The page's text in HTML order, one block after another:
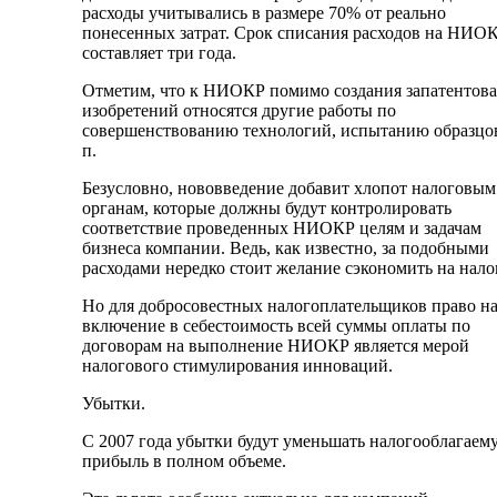
расходы учитывались в размере 70% от реально
понесенных затрат. Срок списания расходов на
составляет три года.
Отметим, что к НИОКР помимо создания
изобретений относятся другие работы по
совершенствованию технологий, испытанию
п.
Безусловно, нововведение добавит хлопот налоговым
органам, которые должны будут контролировать
соответствие проведенных НИОКР целям и задачам
бизнеса компании. Ведь, как известно, за подобными
расходами нередко стоит желание сэкономить на
Но для добросовестных налогоплательщиков право на
включение в себестоимость всей суммы оплаты по
договорам на выполнение НИОКР является мерой
налогового стимулирования инноваций.
Убытки.
С 2007 года убытки будут уменьшать
прибыль в полном объеме.